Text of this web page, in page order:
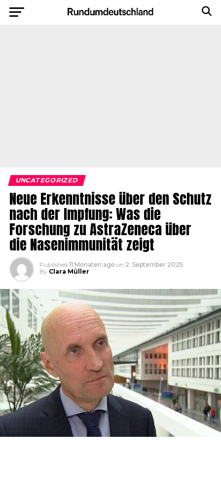
UNCATEGORIZED
Neue Erkenntnisse über den Schutz
nach der Impfung: Was die
Forschung zu AstraZeneca über
die Nasenimmunität zeigt
Published 11 Monaten ago on 2. September 2025
By Clara Müller